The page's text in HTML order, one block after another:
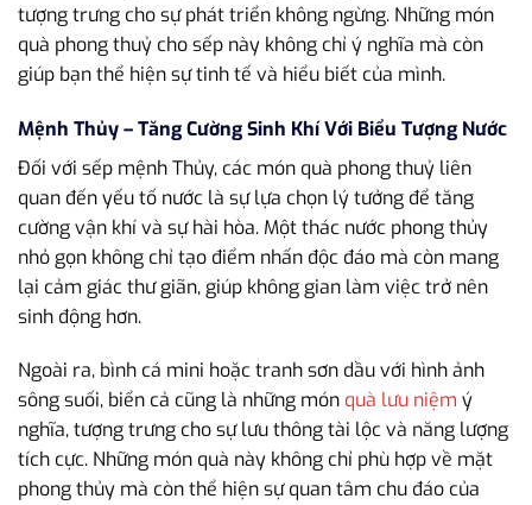
tượng trưng cho sự phát triển không ngừng. Những món
quà phong thuỷ cho sếp này không chỉ ý nghĩa mà còn
giúp bạn thể hiện sự tinh tế và hiểu biết của mình.
Mệnh Thủy – Tăng Cường Sinh Khí Với Biểu Tượng Nước
Đối với sếp mệnh Thủy, các món quà phong thuỷ liên
quan đến yếu tố nước là sự lựa chọn lý tưởng để tăng
cường vận khí và sự hài hòa. Một thác nước phong thủy
nhỏ gọn không chỉ tạo điểm nhấn độc đáo mà còn mang
lại cảm giác thư giãn, giúp không gian làm việc trở nên
sinh động hơn.
Ngoài ra, bình cá mini hoặc tranh sơn dầu với hình ảnh
sông suối, biển cả cũng là những món quà lưu niệm ý
nghĩa, tượng trưng cho sự lưu thông tài lộc và năng lượng
tích cực. Những món quà này không chỉ phù hợp về mặt
phong thủy mà còn thể hiện sự quan tâm chu đáo của